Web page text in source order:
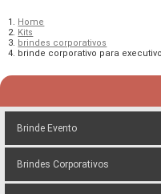
Home
Kits
brindes corporativos
brinde corporativo para
Brinde Evento
Brindes Corporativos